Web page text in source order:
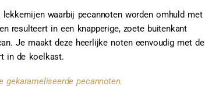
waarbij pecannoten worden omhuld met
resulteert in een knapperige, zoete buitenkant
Je maakt deze heerlijke noten eenvoudig met de
in de koelkast.
pecannoten.